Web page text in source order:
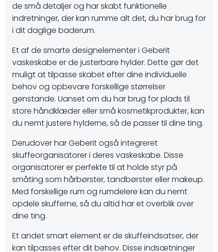
de små detaljer og har skabt funktionelle
indretninger, der kan rumme alt det, du har brug for
i dit daglige baderum.
Et af de smarte designelementer i Geberit
vaskeskabe er de justerbare hylder. Dette gør det
muligt at tilpasse skabet efter dine individuelle
behov og opbevare forskellige størrelser
genstande. Uanset om du har brug for plads til
store håndklæder eller små kosmetikprodukter, kan
du nemt justere hylderne, så de passer til dine ting.
Derudover har Geberit også integreret
skuffeorganisatorer i deres vaskeskabe. Disse
organisatorer er perfekte til at holde styr på
småting som hårbørster, tandbørster eller makeup.
Med forskellige rum og rumdelere kan du nemt
opdele skufferne, så du altid har et overblik over
dine ting.
Et andet smart element er de skuffeindsatser, der
kan tilpasses efter dit behov. Disse indsætninger